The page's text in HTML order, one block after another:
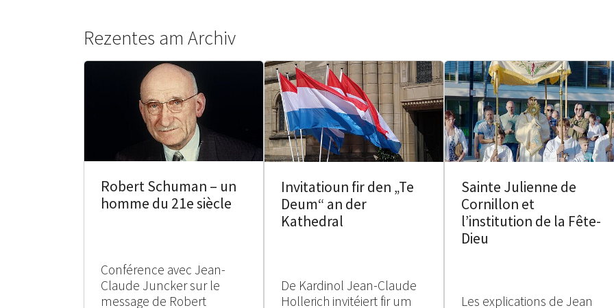
Rezentes am Archiv
Robert Schuman – un
homme du 21e siècle
Conférence avec Jean-
Claude Juncker sur le
message de Robert
Invitatioun fir den „Te
Deum“ an der
Kathedral
De Kardinol Jean-Claude
Hollerich invitéiert fir um
Sainte Julienne de
Cornillon et
l’institution de la Fête-
Dieu
Les explications de Jean